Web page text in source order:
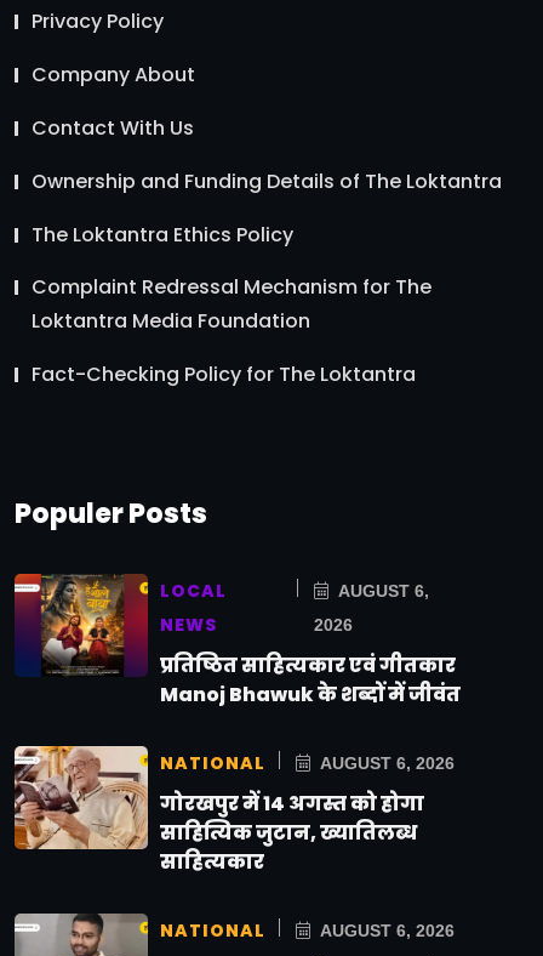
Privacy Policy
Company About
Contact With Us
Ownership and Funding Details of The Loktantra
The Loktantra Ethics Policy
Complaint Redressal Mechanism for The
Loktantra Media Foundation
Fact-Checking Policy for The Loktantra
Populer Posts
LOCAL
NEWS
AUGUST 6,
2026
प्रतिष्ठित साहित्यकार एवं गीतकार
Manoj Bhawuk के शब्दों में जीवंत
NATIONAL AUGUST 6, 2026
गोरखपुर में 14 अगस्त को होगा
साहित्यिक जुटान, ख्यातिलब्ध
साहित्यकार
NATIONAL AUGUST 6, 2026